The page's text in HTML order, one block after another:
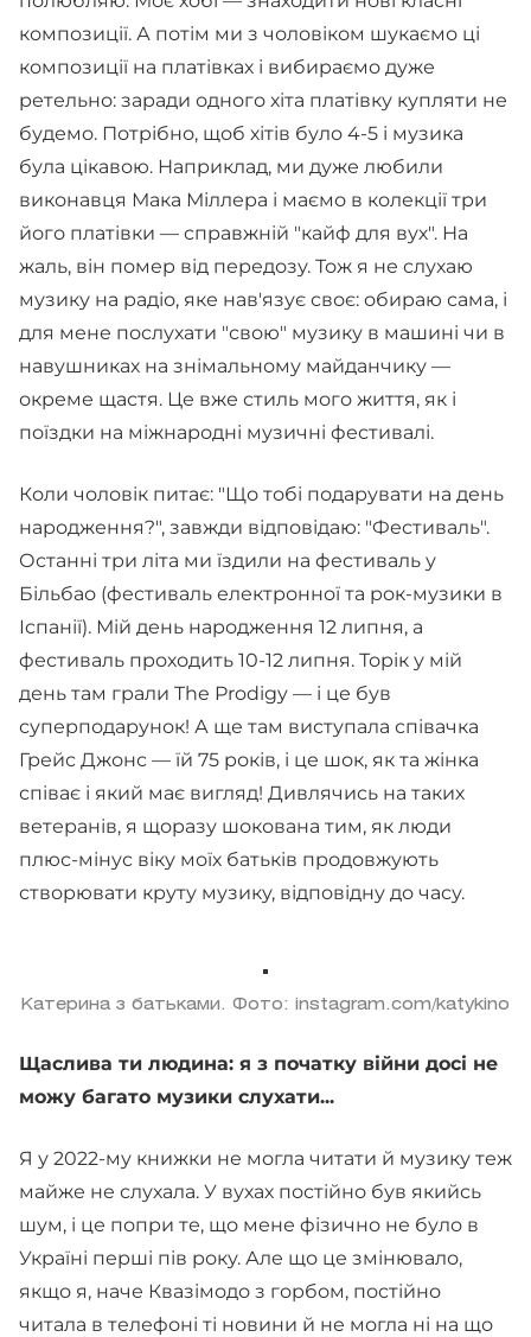
композиції. А потім ми з чоловіком шукаємо ці
композиції на платівках і вибираємо дуже
ретельно: заради одного хіта платівку купляти не
будемо. Потрібно, щоб хітів було 4-5 і музика
була цікавою. Наприклад, ми дуже любили
виконавця Мака Міллера і маємо в колекції три
його платівки — справжній "кайф для вух". На
жаль, він помер від передозу. Тож я не слухаю
музику на радіо, яке нав'язує своє: обираю сама, і
для мене послухати "свою" музику в машині чи в
навушниках на знімальному майданчику —
окреме щастя. Це вже стиль мого життя, як і
поїздки на міжнародні музичні фестивалі.
Коли чоловік питає: "Що тобі подарувати на день
народження?", завжди відповідаю: "Фестиваль".
Останні три літа ми їздили на фестиваль у
Більбао (фестиваль електронної та рок-музики в
Іспанії). Мій день народження 12 липня, а
фестиваль проходить 10-12 липня. Торік у мій
день там грали The Prodigy — і це був
суперподарунок! А ще там виступала співачка
Грейс Джонс — їй 75 років, і це шок, як та жінка
співає і який має вигляд! Дивлячись на таких
ветеранів, я щоразу шокована тим, як люди
плюс-мінус віку моїх батьків продовжують
створювати круту музику, відповідну до часу.
Катерина з батьками. Фото: instagram.com/katykino
Щаслива ти людина: я з початку війни досі не
можу багато музики слухати...
Я у 2022-му книжки не могла читати й музику теж
майже не слухала. У вухах постійно був якийсь
шум, і це попри те, що мене фізично не було в
Україні перші пів року. Але що це змінювало,
якщо я, наче Квазімодо з горбом, постійно
читала в телефоні ті новини й не могла ні на що